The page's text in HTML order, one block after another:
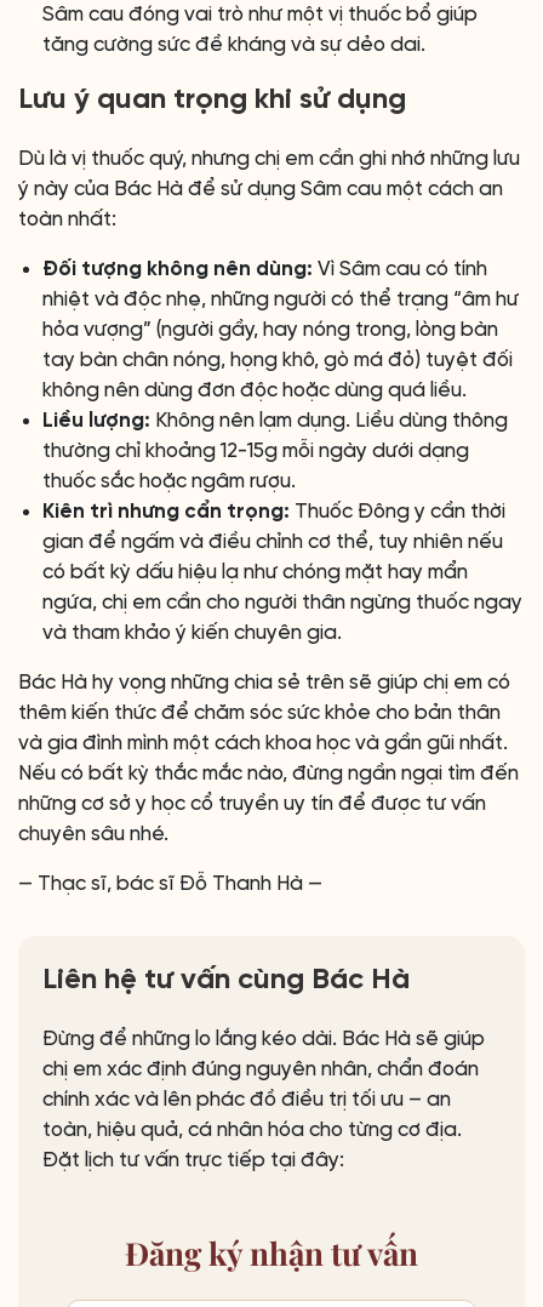
Sâm cau đóng vai trò như một vị thuốc bổ giúp
tăng cường sức đề kháng và sự dẻo dai.
Lưu ý quan trọng khi sử dụng
Dù là vị thuốc quý, nhưng chị em cần ghi nhớ những lưu
ý này của Bác Hà để sử dụng Sâm cau một cách an
toàn nhất:
Đối tượng không nên dùng: Vì Sâm cau có tính
nhiệt và độc nhẹ, những người có thể trạng “âm hư
hỏa vượng” (người gầy, hay nóng trong, lòng bàn
tay bàn chân nóng, họng khô, gò má đỏ) tuyệt đối
không nên dùng đơn độc hoặc dùng quá liều.
Liều lượng: Không nên lạm dụng. Liều dùng thông
thường chỉ khoảng 12-15g mỗi ngày dưới dạng
thuốc sắc hoặc ngâm rượu.
Kiên trì nhưng cẩn trọng: Thuốc Đông y cần thời
gian để ngấm và điều chỉnh cơ thể, tuy nhiên nếu
có bất kỳ dấu hiệu lạ như chóng mặt hay mẩn
ngứa, chị em cần cho người thân ngừng thuốc ngay
và tham khảo ý kiến chuyên gia.
Bác Hà hy vọng những chia sẻ trên sẽ giúp chị em có
thêm kiến thức để chăm sóc sức khỏe cho bản thân
và gia đình mình một cách khoa học và gần gũi nhất.
Nếu có bất kỳ thắc mắc nào, đừng ngần ngại tìm đến
những cơ sở y học cổ truyền uy tín để được tư vấn
chuyên sâu nhé.
— Thạc sĩ, bác sĩ Đỗ Thanh Hà —
Liên hệ tư vấn cùng Bác Hà
Đừng để những lo lắng kéo dài. Bác Hà sẽ giúp
chị em xác định đúng nguyên nhân, chẩn đoán
chính xác và lên phác đồ điều trị tối ưu – an
toàn, hiệu quả, cá nhân hóa cho từng cơ địa.
Đặt lịch tư vấn trực tiếp tại đây:
Đăng kýnhận tư vấn